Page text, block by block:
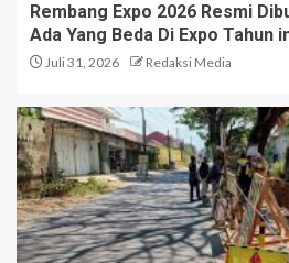
Rembang Expo 2026 Resmi
Ada Yang Beda Di Expo Tahun
Juli 31, 2026 Redaksi Media